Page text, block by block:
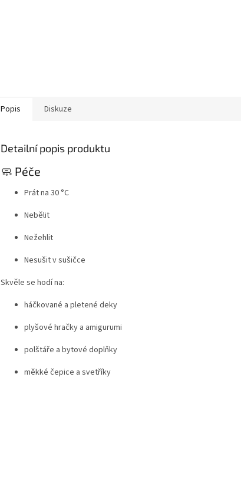
Popis Diskuze
Detailní popis produktu
🧼 Péče
Prát na 30 °C
Nebělit
Nežehlit
Nesušit v sušičce
Skvěle se hodí na:
háčkované a pletené deky
plyšové hračky a amigurumi
polštáře a bytové doplňky
měkké čepice a